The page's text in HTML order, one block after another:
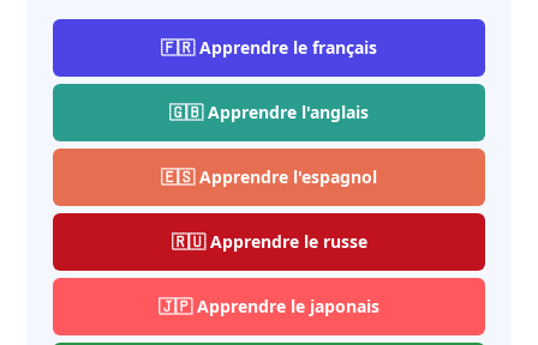
🇫🇷 Apprendre le français
🇬🇧 Apprendre l'anglais
🇪🇸 Apprendre l'espagnol
🇷🇺 Apprendre le russe
🇯🇵 Apprendre le japonais